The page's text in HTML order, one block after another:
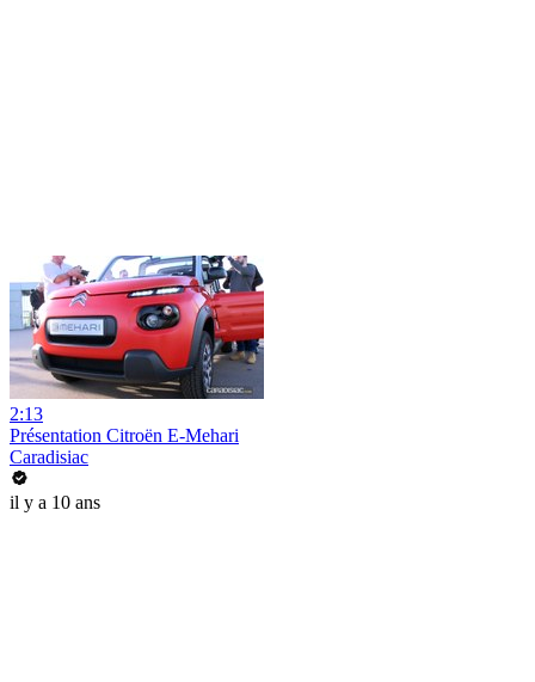
2:13
Présentation Citroën E-Mehari
Caradisiac
il y a 10 ans